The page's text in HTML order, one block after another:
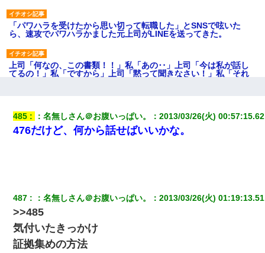
「パワハラを受けたから思い切って転職した」とSNSで呟いた
ら、速攻でパワハラかました元上司がLINEを送ってきた。
上司「何なの、この書類！！」私「あの‥」上司「今は私が話し
てるの！」私「ですから」上司「黙って聞きなさい！」私「それ
３２歳俺「ずっと好きでした！！付き合って下さい！」 ２５歳
彼女「うん！！絶対幸せになろうね！！！！」 → ７年後ｗｗ
ｗｗｗ
私（23）冗談のつもりで上司（27）に胸を揉ませた結果・・・
義兄嫁が義実家で「コロナ陽性だったからこのまま療養させて下
さい」と言い出してド修羅場になった
485 ：名無しさん＠お腹いっぱい。 ：2013/03/26(火)
476だけど、何から話せばいいかな。
487 ：名無しさん＠お腹いっぱい。 ：2013/03/26(火)
>>485
気付いたきっかけ
証拠集めの方法